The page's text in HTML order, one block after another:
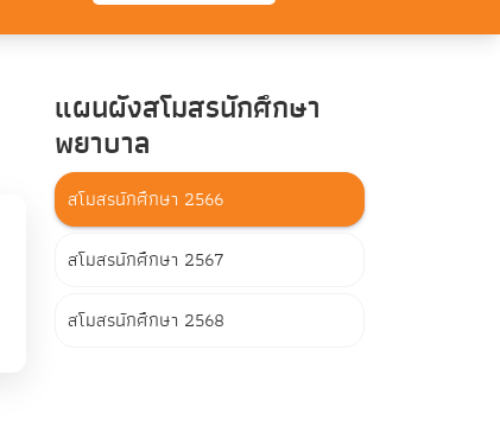
แผนผังสโมสรนักศึกษา
พยาบาล
สโมสรนักศึกษา 2566
สโมสรนักศึกษา 2567
สโมสรนักศึกษา 2568